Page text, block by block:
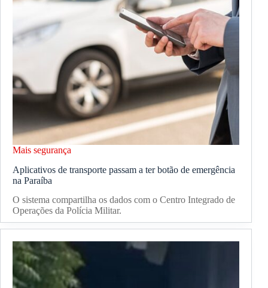
Mais segurança
Aplicativos de transporte passam a ter botão de emergência
na Paraíba
O sistema compartilha os dados com o Centro Integrado de
Operações da Polícia Militar.